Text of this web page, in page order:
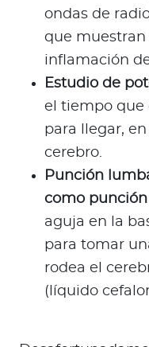
ondas de
que muestran
inflamación
Estudio de
el tiempo que
para llegar, en
cerebro.
Punción
como
aguja en la
para tomar
rodea el
(líquido